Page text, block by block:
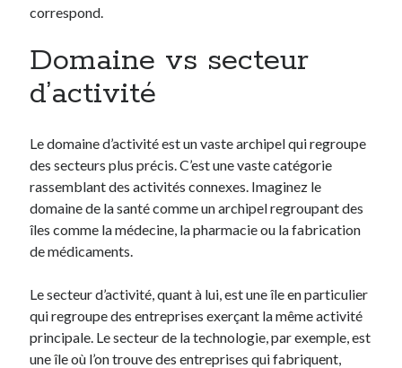
correspond.
Domaine vs secteur
d’activité
Le domaine d’activité est un vaste archipel qui regroupe
des secteurs plus précis. C’est une vaste catégorie
rassemblant des activités connexes. Imaginez le
domaine de la santé comme un archipel regroupant des
îles comme la médecine, la pharmacie ou la fabrication
de médicaments.
Le secteur d’activité, quant à lui, est une île en particulier
qui regroupe des entreprises exerçant la même activité
principale. Le secteur de la technologie, par exemple, est
une île où l’on trouve des entreprises qui fabriquent,